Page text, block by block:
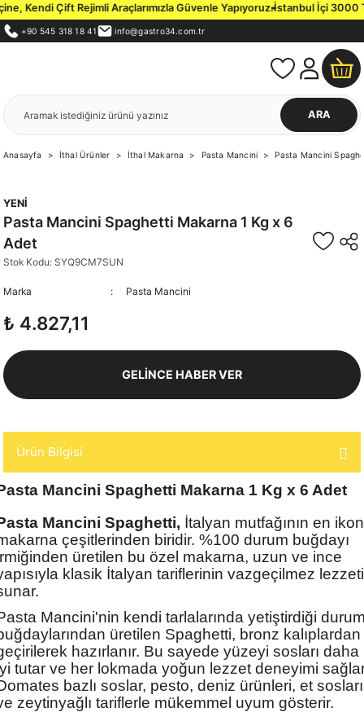
Rejimli Araçlarımızla Güvenle Yapıyoruz.İstanbul İçi 3000 TL ve
+90 545 318 18 41 info@gastro34.com.tr
ARA
Anasayfa İthal Ürünler İthal Makarna Pasta Mancini Pasta Mancini
YENİ
Pasta Mancini Spaghetti Makarna 1 Kg x 6
Adet
Stok Kodu: SYQ9CM7SUN
Marka Pasta Mancini
₺ 4.827,11
GELİNCE HABER VER
Ürün Bilgisi
Mancini Spaghetti Makarna 1 Kg x 6 Adet
Mancini Spaghetti, İtalyan mutfağının en
çeşitlerinden biridir. %100 durum buğdayı
üretilen bu özel makarna, uzun ve ince
klasik İtalyan tariflerinin vazgeçilmez
Mancini'nin kendi tarlalarında yetiştirdiği
üretilen Spaghetti, bronz kalıplardan
hazırlanır. Bu sayede yüzeyi sosları daha
tutar ve her lokmada yoğun lezzet deneyimi
bazlı soslar, pesto, deniz ürünleri, et sosları
zeytinyağlı tariflerle mükemmel uyum gösterir.